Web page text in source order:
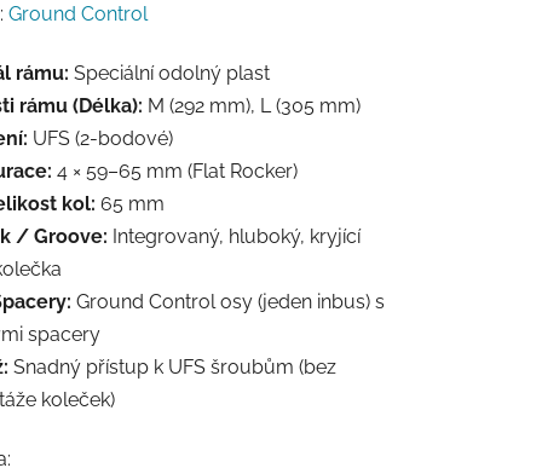
Ground Control
rámu: Speciální odolný plast
rámu (Délka): M (292 mm), L (305 mm)
UFS (2-bodové)
4 × 59–65 mm (Flat Rocker)
kol: 65 mm
/ Groove: Integrovaný, hluboký, kryjící
Ground Control osy (jeden inbus) s
spacery
Snadný přístup k UFS šroubům (bez
koleček)